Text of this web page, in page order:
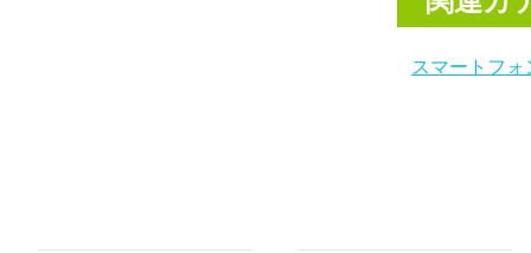
スマートフ